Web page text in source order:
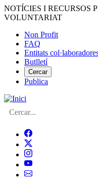
Vés
al
NOTÍCIES I RECURSOS
VOLUNTARIAT
Menú
del
compte
d'usuari
Non Profit
FAQ
Entitats
Butlletí
Cercar
Publica
Cerca